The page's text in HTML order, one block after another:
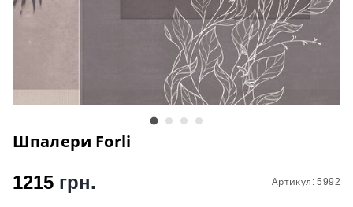
Шпалери Forli
Артикул: 5992
1215 грн.